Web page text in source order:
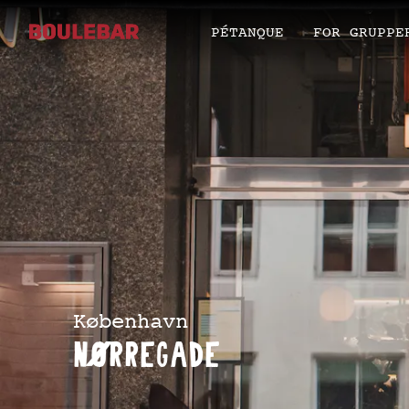
PÉTANQUE FOR
København
Nørregade